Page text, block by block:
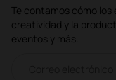
Te contamos cómo los
creatividad y la
eventos y más.